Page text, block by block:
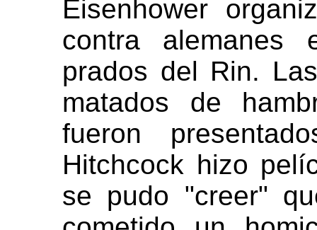
Eisenhower
contra
prados del Rin.
matados de
fueron
Hitchcock hizo
se pudo "creer"